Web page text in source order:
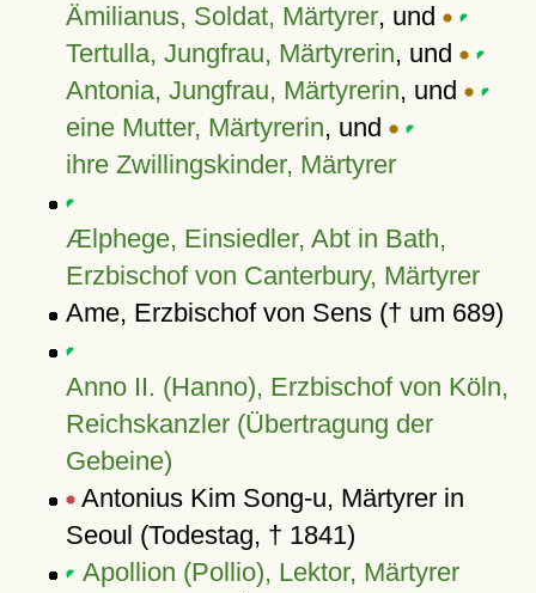
Ämilianus, Soldat, Märtyrer, und
Tertulla, Jungfrau, Märtyrerin, und
Antonia, Jungfrau, Märtyrerin, und
eine Mutter, Märtyrerin, und
ihre Zwillingskinder, Märtyrer
Ælphege, Einsiedler, Abt in Bath,
Erzbischof von Canterbury, Märtyrer
Ame, Erzbischof von Sens († um 689)
Anno II. (Hanno), Erzbischof von Köln,
Reichskanzler (Übertragung der
Gebeine)
Antonius Kim Song-u, Märtyrer in
Seoul (Todestag, † 1841)
Apollion (Pollio), Lektor, Märtyrer